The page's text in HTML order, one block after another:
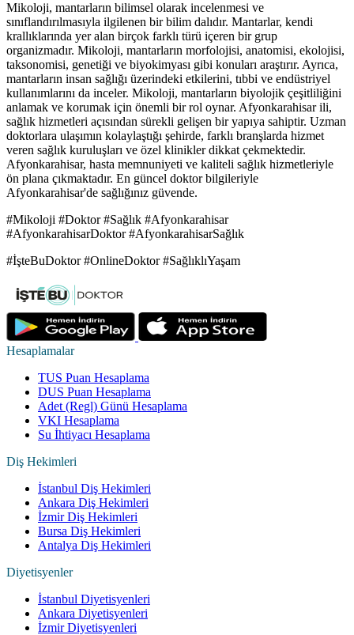
Mikoloji, mantarların bilimsel olarak incelenmesi ve
sınıflandırılmasıyla ilgilenen bir bilim dalıdır. Mantarlar, kendi
krallıklarında yer alan birçok farklı türü içeren bir grup
organizmadır. Mikoloji, mantarların morfolojisi, anatomisi, ekolojisi,
taksonomisi, genetiği ve biyokimyası gibi konuları araştırır. Ayrıca,
mantarların insan sağlığı üzerindeki etkilerini, tıbbi ve endüstriyel
kullanımlarını da inceler. Mikoloji, mantarların biyolojik çeşitliliğini
anlamak ve korumak için önemli bir rol oynar. Afyonkarahisar ili,
sağlık hizmetleri açısından sürekli gelişen bir yapıya sahiptir. Uzman
doktorlara ulaşımın kolaylaştığı şehirde, farklı branşlarda hizmet
veren sağlık kuruluşları ve özel klinikler dikkat çekmektedir.
Afyonkarahisar, hasta memnuniyeti ve kaliteli sağlık hizmetleriyle
ön plana çıkmaktadır. En güncel doktor bilgileriyle
Afyonkarahisar'de sağlığınız güvende.
#Mikoloji #Doktor #Sağlık #Afyonkarahisar
#AfyonkarahisarDoktor #AfyonkarahisarSağlık
#İşteBuDoktor #OnlineDoktor #SağlıklıYaşam
Hesaplamalar
TUS Puan Hesaplama
DUS Puan Hesaplama
Adet (Regl) Günü Hesaplama
VKI Hesaplama
Su İhtiyacı Hesaplama
Diş Hekimleri
İstanbul Diş Hekimleri
Ankara Diş Hekimleri
İzmir Diş Hekimleri
Bursa Diş Hekimleri
Antalya Diş Hekimleri
Diyetisyenler
İstanbul Diyetisyenleri
Ankara Diyetisyenleri
İzmir Diyetisyenleri